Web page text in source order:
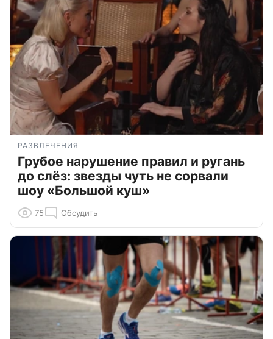
РАЗВЛЕЧЕНИЯ
Грубое нарушение правил и ругань
до слёз: звезды чуть не сорвали
шоу «Большой куш»
75 Обсудить